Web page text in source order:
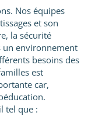
Nos équipes
et son
la sécurité
un environnement
besoins des
est
car,
tel que :